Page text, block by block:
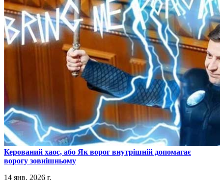
​Керований хаос, або Як ворог внутрішній допомагає
ворогу зовнішньому
14 янв. 2026 г.